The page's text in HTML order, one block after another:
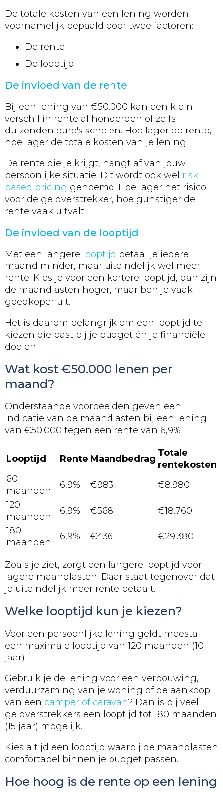
De totale kosten van een lening worden
voornamelijk bepaald door twee factoren:
De rente
De looptijd
De invloed van de rente
Bij een lening van €50.000 kan een klein
verschil in rente al honderden of zelfs
duizenden euro's schelen. Hoe lager de rente,
hoe lager de totale kosten van je lening.
De rente die je krijgt, hangt af van jouw
persoonlijke situatie. Dit wordt ook wel risk
based pricing genoemd. Hoe lager het risico
voor de geldverstrekker, hoe gunstiger de
rente vaak uitvalt.
De invloed van de looptijd
Met een langere looptijd betaal je iedere
maand minder, maar uiteindelijk wel meer
rente. Kies je voor een kortere looptijd, dan zijn
de maandlasten hoger, maar ben je vaak
goedkoper uit.
Het is daarom belangrijk om een looptijd te
kiezen die past bij je budget én je financiële
doelen.
Wat kost €50.000 lenen per
maand?
Onderstaande voorbeelden geven een
indicatie van de maandlasten bij een lening
van €50.000 tegen een rente van 6,9%.
Looptijd Rente Maandbedrag
Totale
rentekosten
60
maanden
6,9% €983
€8.980
120
maanden
6,9% €568
€18.760
180
maanden
6,9% €436 €29.380
Zoals je ziet, zorgt een langere looptijd voor
lagere maandlasten. Daar staat tegenover dat
je uiteindelijk meer rente betaalt.
Welke looptijd kun je kiezen?
Voor een persoonlijke lening geldt meestal
een maximale looptijd van 120 maanden (10
jaar).
Gebruik je de lening voor een verbouwing,
verduurzaming van je woning of de aankoop
van een camper of caravan? Dan is bij veel
geldverstrekkers een looptijd tot 180 maanden
(15 jaar) mogelijk.
Kies altijd een looptijd waarbij de maandlasten
comfortabel binnen je budget passen.
Hoe hoog is de rente op een lening